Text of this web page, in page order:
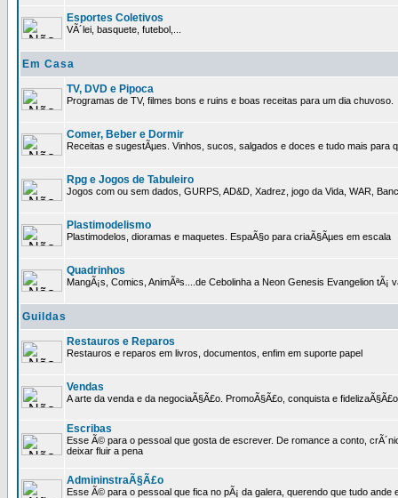
Esportes Coletivos
VÃ´lei, basquete, futebol,...
Em Casa
TV, DVD e Pipoca
Programas de TV, filmes bons e ruins e boas receitas para um dia chuvoso.
Comer, Beber e Dormir
Receitas e sugestÃµes. Vinhos, sucos, salgados e doces e tudo mais para
Rpg e Jogos de Tabuleiro
Jogos com ou sem dados, GURPS, AD&D, Xadrez, jogo da Vida, WAR,
Plastimodelismo
Plastimodelos, dioramas e maquetes. EspaÃ§o para criaÃ§Ãµes em escala
Quadrinhos
MangÃ¡s, Comics, AnimÃªs....de Cebolinha a Neon Genesis Evangelion tÃ¡
Guildas
Restauros e Reparos
Restauros e reparos em livros, documentos, enfim em suporte papel
Vendas
A arte da venda e da negociaÃ§Ã£o. PromoÃ§Ã£o, conquista e
Escribas
Esse Ã© para o pessoal que gosta de escrever. De romance a conto,
deixar fluir a pena
AdmininstraÃ§Ã£o
Esse Ã© para o pessoal que fica no pÃ¡ da galera, querendo que tudo ande